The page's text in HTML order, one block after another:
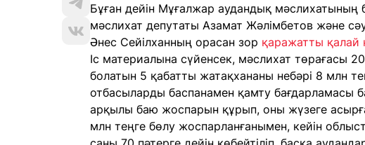
Бұған дейін Мұғалжар аудандық
мәслихат депутаты Азамат Жәлімбетов және
Әнес Сейілханның орасан зор қаражатты қалай
Іс материалына сүйенсек, мәслихат
болатын 5 қабатты жатақхананы небәрі 8 млн
отбасыларды баспанамен қамту бағдарламасы
арқылы баю жоспарын құрып, оны жүзеге
млн теңге бөлу жоспарланғанымен, кейін